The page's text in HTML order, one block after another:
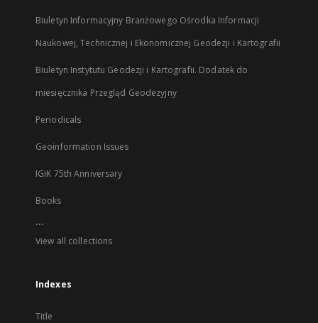
Biuletyn Informacyjny Branżowego Ośrodka Informacji
Naukowej, Technicznej i Ekonomicznej Geodezji i Kartografii
Biuletyn Instytutu Geodezji i Kartografii. Dodatek do
miesięcznika Przegląd Geodezyjny
Periodicals
Geoinformation Issues
IGiK 75th Anniversary
Books
...
View all collections
Indexes
Title